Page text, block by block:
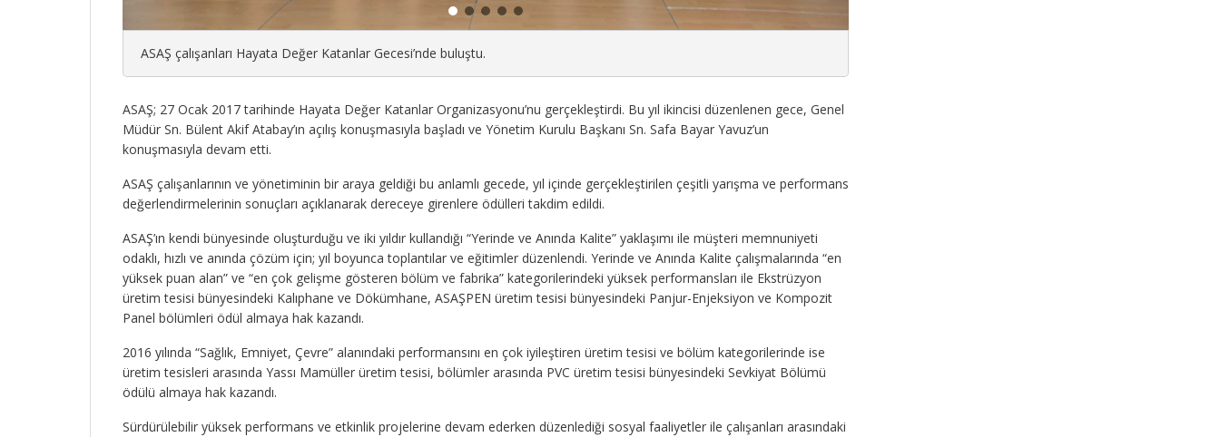
ASAŞ çalışanları Hayata Değer Katanlar Gecesi’nde buluştu.
ASAŞ; 27 Ocak 2017 tarihinde Hayata Değer Katanlar Organizasyonu’nu gerçekleştirdi. Bu yıl ikincisi düzenlenen gece, Genel
Müdür Sn. Bülent Akif Atabay’ın açılış konuşmasıyla başladı ve Yönetim Kurulu Başkanı Sn. Safa Bayar Yavuz’un
konuşmasıyla devam etti.
ASAŞ çalışanlarının ve yönetiminin bir araya geldiği bu anlamlı gecede, yıl içinde gerçekleştirilen çeşitli yarışma ve performans
değerlendirmelerinin sonuçları açıklanarak dereceye girenlere ödülleri takdim edildi.
ASAŞ’ın kendi bünyesinde oluşturduğu ve iki yıldır kullandığı “Yerinde ve Anında Kalite” yaklaşımı ile müşteri memnuniyeti
odaklı, hızlı ve anında çözüm için; yıl boyunca toplantılar ve eğitimler düzenlendi. Yerinde ve Anında Kalite çalışmalarında “en
yüksek puan alan” ve “en çok gelişme gösteren bölüm ve fabrika” kategorilerindeki yüksek performansları ile Ekstrüzyon
üretim tesisi bünyesindeki Kalıphane ve Dökümhane, ASAŞPEN üretim tesisi bünyesindeki Panjur-Enjeksiyon ve Kompozit
Panel bölümleri ödül almaya hak kazandı.
2016 yılında “Sağlık, Emniyet, Çevre” alanındaki performansını en çok iyileştiren üretim tesisi ve bölüm kategorilerinde ise
üretim tesisleri arasında Yassı Mamüller üretim tesisi, bölümler arasında PVC üretim tesisi bünyesindeki Sevkiyat Bölümü
ödülü almaya hak kazandı.
Sürdürülebilir yüksek performans ve etkinlik projelerine devam ederken düzenlediği sosyal faaliyetler ile çalışanları arasındaki